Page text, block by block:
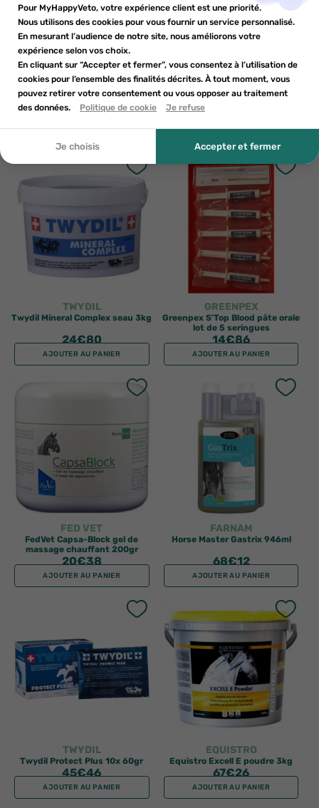
Conditions d'utilisation
Composition
Autres produits pour vous
TWYDIL
Twydil Mineral Complex seau 3kg
24€80
AJOUTER AU PANIER
GREENPEX
Greenpex S'Top Blood pâte orale
lot de 5 seringues
14€86
AJOUTER AU PANIER
FED VET
FedVet Capsa-Block gel de
massage chauffant 200gr
20€38
AJOUTER AU PANIER
FARNAM
Horse Master Gastrix 946ml
68€12
AJOUTER AU PANIER
TWYDIL
Twydil Protect Plus 10x 60gr
45€46
AJOUTER AU PANIER
EQUISTRO
Equistro Excell E poudre 3kg
67€26
AJOUTER AU PANIER
Ajouter à la liste de souhaits ×
add_circle_outline Créer une nouvelle liste
Nom de la liste de souhaits
Créer une liste de souhaits
Vous devez être connecté pour enregistrer des produits dans
votre liste de souhaits.
Pour MyHappyVeto, votre expérience client est une priorité.
Nous utilisons des cookies pour vous fournir un service personnalisé.
En mesurant l’audience de notre site, nous améliorons votre
expérience selon vos choix.
En cliquant sur “Accepter et fermer”, vous consentez à l’utilisation de
cookies pour l’ensemble des finalités décrites. À tout moment, vous
pouvez retirer votre consentement ou vous opposer au traitement
des données.
Politique de cookie Je refuse
Je choisis Accepter et fermer